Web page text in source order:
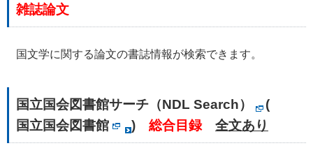
雑誌論文
国文学に関する論文の書誌情報が検索できます。
国立国会図書館サーチ（NDL Search）
(
国立国会図書館
) 総合目録 全文あり